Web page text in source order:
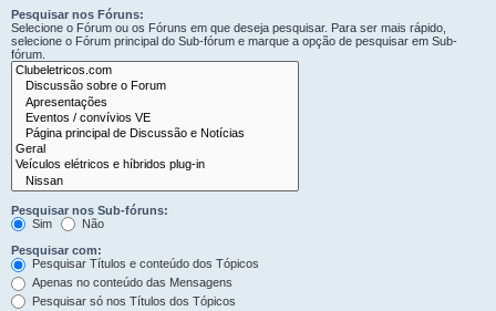
Pesquisar nos Fóruns:
Selecione o Fórum ou os Fóruns em que deseja pesquisar. Para ser mais rápido,
selecione o Fórum principal do Sub-fórum e marque a opção de pesquisar em Sub-
fórum.
Pesquisar nos Sub-fóruns:
Sim
Não
Pesquisar com:
Pesquisar Títulos e conteúdo dos Tópicos
Apenas no conteúdo das Mensagens
Pesquisar só nos Títulos dos Tópicos